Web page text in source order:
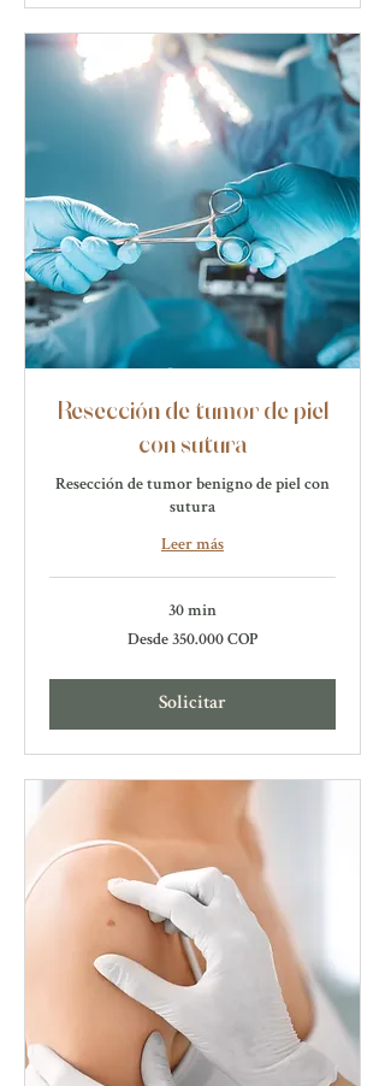
Resección de tumor de piel
con sutura
Resección de tumor benigno de piel con
sutura
Leer más
30 min
Desde 350.000 COP
Solicitar